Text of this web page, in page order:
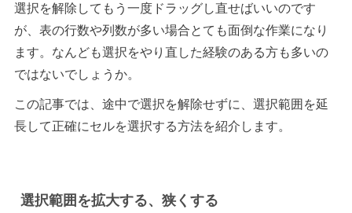
選択を解除してもう一度ドラッグし直せばいいのです
が、表の行数や列数が多い場合とても面倒な作業になり
ます。なんども選択をやり直した経験のある方も多いの
ではないでしょうか。
この記事では、途中で選択を解除せずに、選択範囲を延
長して正確にセルを選択する方法を紹介します。
選択範囲を拡大する、狭くする